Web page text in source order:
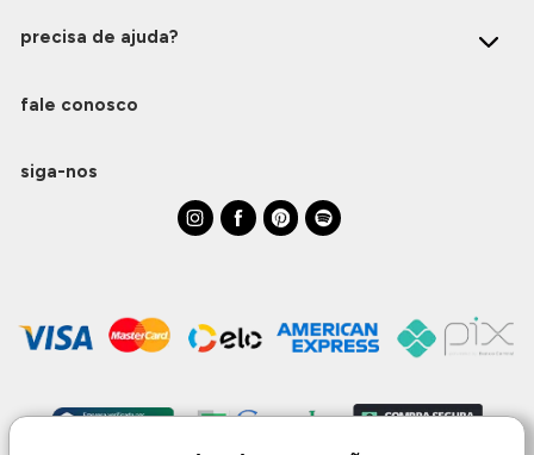
precisa de ajuda?
fale conosco
siga-nos